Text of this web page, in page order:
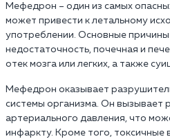
Мефедрон – один из самых
может привести к летальному
употреблении. Основные
недостаточность, почечная и
отек мозга или легких, а также
Мефедрон оказывает
системы организма. Он вызывает
артериального давления, что
инфаркту. Кроме того, токсичные